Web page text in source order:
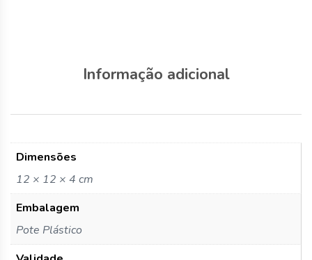
Informação adicional
Dimensões
12 × 12 × 4 cm
Embalagem
Pote Plástico